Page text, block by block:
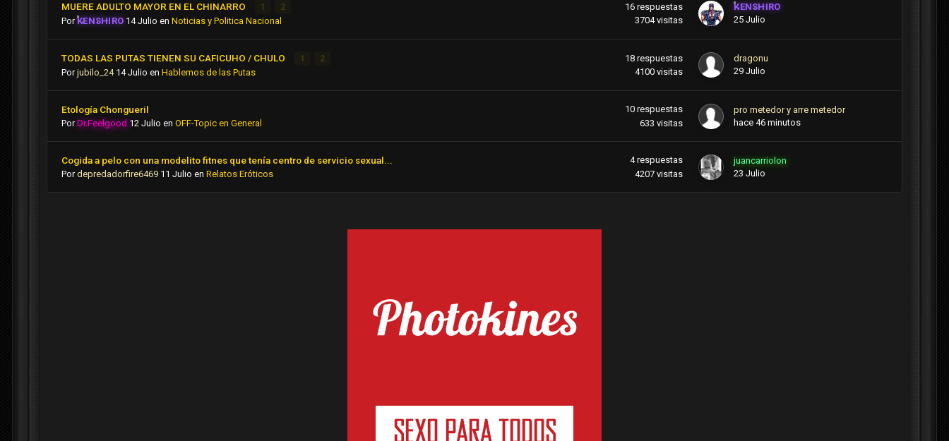
MUERE ADULTO MAYOR EN EL CHINARRO 1 2
PorKENSHIRO 14 Julio enNoticias y Politica Nacional
16 respuestas
3704 visitas
KENSHIRO
25 Julio
TODAS LAS PUTAS TIENEN SU CAFICUHO / CHULO 1 2
Porjubilo_24 14 Julio en Hablemos de las Putas
18 respuestas
4100 visitas
dragonu
29 Julio
Etología Chongueril
PorDr.Feelgood 12 Julio en OFF-Topic en General
10 respuestas
633 visitas
pro metedor y arre metedor
hace 46 minutos
Cogida a pelo con una modelito fitnes que tenía centro de servicio sexual...
Pordepredadorfire6469 11 Julio en Relatos Eróticos
4 respuestas
4207 visitas
juancarriolon
23 Julio